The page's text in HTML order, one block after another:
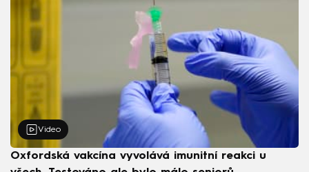
Video
Oxfordská vakcína vyvolává imunitní reakci u